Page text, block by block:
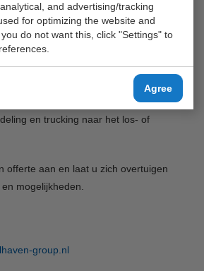
and advertising/tracking
for optimizing the website and
do not want this, click "Settings" to
Agree
hierbij tot een minimum beperkt, wat
levert aan de luchtkwaliteit in
files en truck congestie op de
kan tevens diensten aanbieden wat
en trucking naar het los- of
offerte aan en laat u zich overtuigen
mogelijkheden.
group.nl